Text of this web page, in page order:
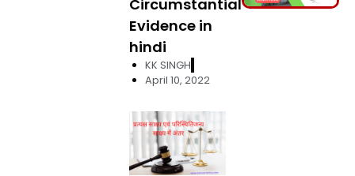
Circumstantial
Evidence in
hindi
KK SINGH
April 10, 2022